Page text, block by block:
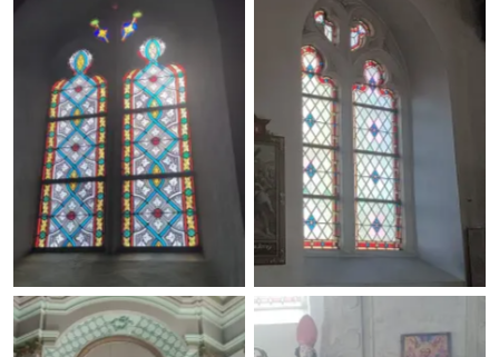
Guirsch, sur les pas de
saint Willibrord
Guirsch, sur les pas de
saint Willibrord